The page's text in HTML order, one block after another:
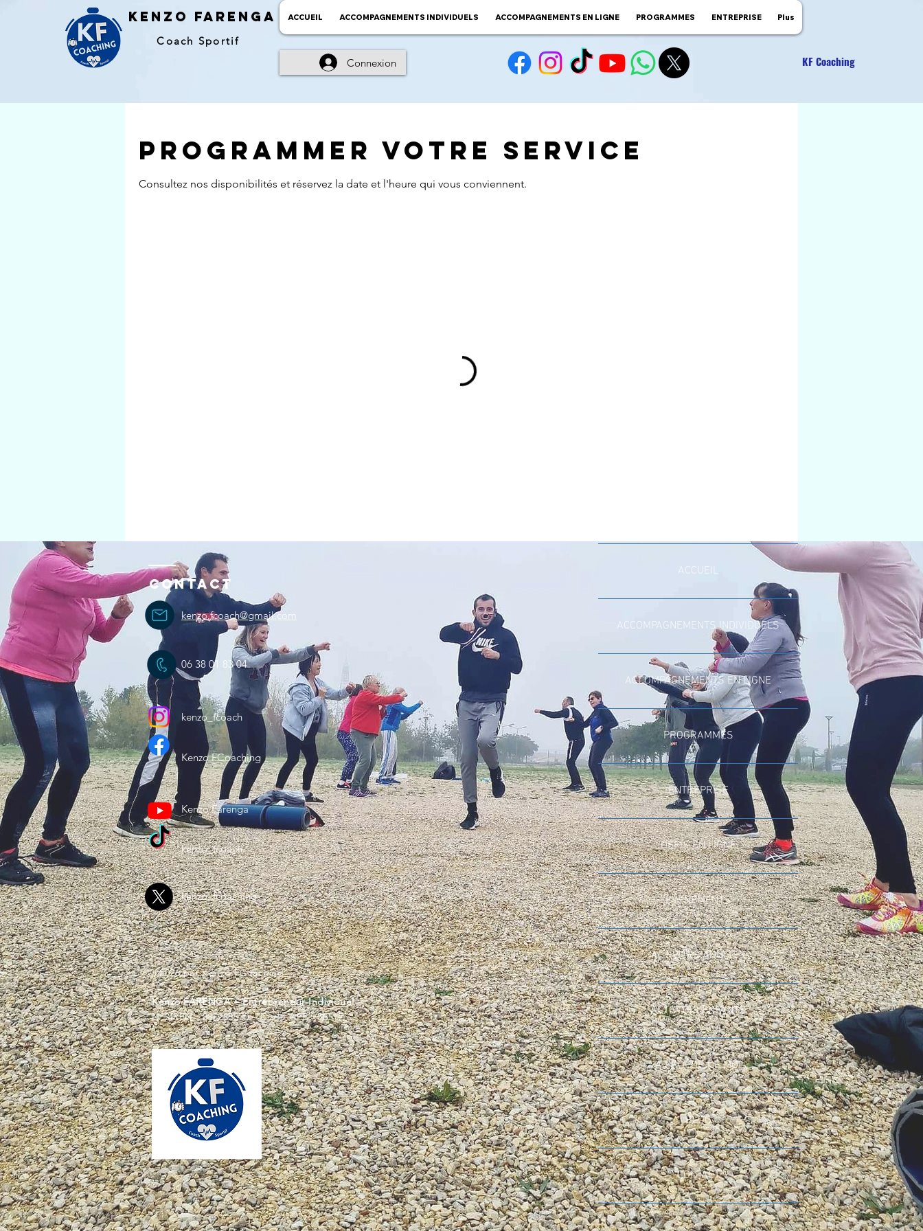
kENZO farenga
Coach Sportif
ACCUEIL ACCOMPAGNEMENTS INDIVIDUELS ACCOMPAGNEMENTS EN LIGNE PROGRAMMES ENTREPRISE Plus
Connexion KF Coaching
Programmer votre service
Consultez nos disponibilités et réservez la date et l'heure qui vous conviennent.
Contact
kenzo.fcoach@gmail.com
06 38 01 83 04
kenzo_fcoach
Kenzo FCoaching
Kenzo Farenga
kenzo_fcoach
kenzo_fcoaching
© 2026 par Kenzo FCoaching
Kenzo FARENGA – Entrepreneur Individuel
N°SIREN : 885288530 – Code APE : 8551Z
ACCUEIL
ACCOMPAGNEMENTS INDIVIDUELS
ACCOMPAGNEMENTS EN LIGNE
PROGRAMMES
ENTREPRISE
DEFIS EN LIGNE
EVENEMENTS
ACTIVITES ADULTES
ACTIVITES ENFANTS
A PROPOS DE MOI
BLOG
CONTACT